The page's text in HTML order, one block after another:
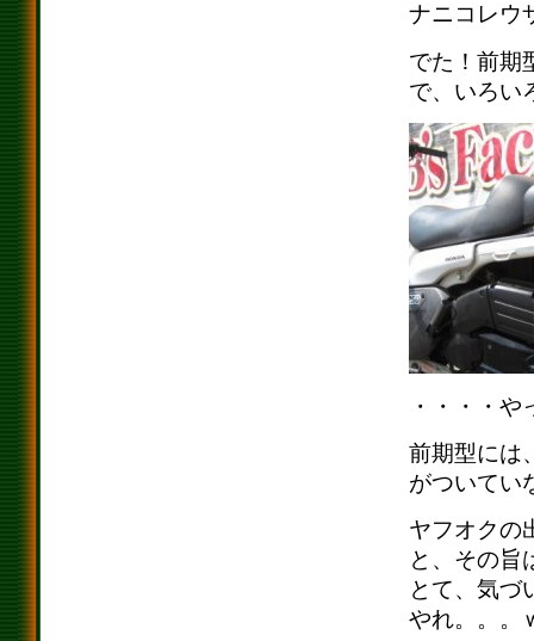
ナニコレウ
でた！前期
で、いろい
・・・・
前期型には
がついてい
ヤフオクの
と、その旨
とて、気づ
やれ。。。